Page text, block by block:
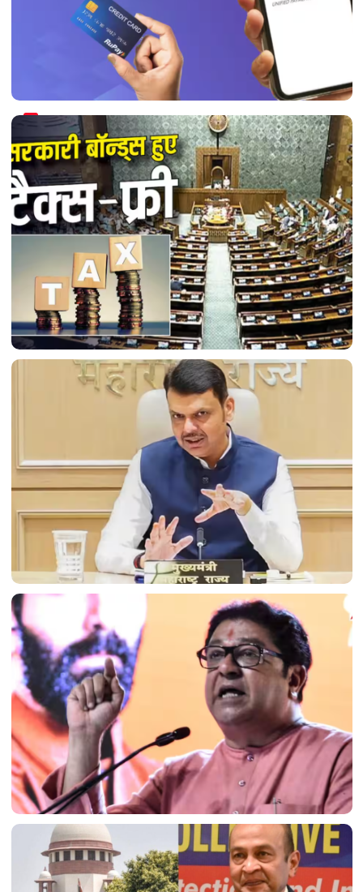
RuPay कार्ड से किए गए पेमेंट पर चार्ज लगेंगे, सिर्फ़ UPI से
नहीं; दोनों के बीच का अंतर जानें।
**टैक्स छूट बिल:** टैक्स छूट बिल पास; रुपया मजबूत होने
की उम्मीद! विदेशी निवेशकों के लिए बड़ी बढ़त।
सरकार की बड़ी कार्रवाई: महाराष्ट्र में ISIS और अल-कायदा से
जुड़े प्रकाशनों सहित 114 कट्टरपंथी प्रकाशनों पर प्रतिबंध।
छात्रों के विरोध प्रदर्शन पर राज ठाकरे का बड़ा दावा: 'BJP की
अंदरूनी कलह...'